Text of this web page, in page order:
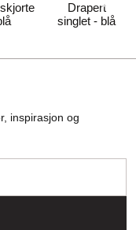
Drapert
singlet - blå
inspirasjon og